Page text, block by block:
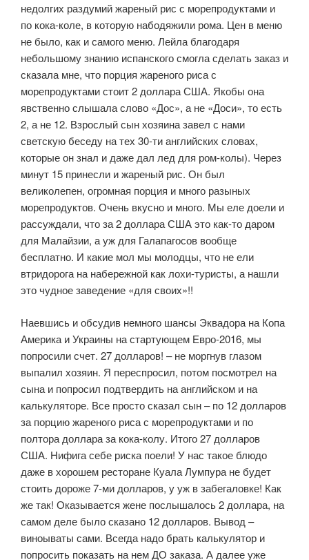
недолгих раздумий жареный рис с морепродуктами и
по кока-коле, в которую набодяжили рома. Цен в меню
не было, как и самого меню. Лейла благодаря
небольшому знанию испанского смогла сделать заказ и
сказала мне, что порция жареного риса с
морепродуктами стоит 2 доллара США. Якобы она
явственно слышала слово «Дос», а не «Доси», то есть
2, а не 12. Взрослый сын хозяина завел с нами
светскую беседу на тех 30-ти английских словах,
которые он знал и даже дал лед для ром-колы). Через
минут 15 принесли и жареный рис. Он был
великолепен, огромная порция и много разыных
морепродуктов. Очень вкусно и много. Мы еле доели и
рассуждали, что за 2 доллара США это как-то даром
для Малайзии, а уж для Галапагосов вообще
бесплатно. И какие мол мы молодцы, что не ели
втридорога на набережной как лохи-туристы, а нашли
это чудное заведение «для своих»!!
Наевшись и обсудив немного шансы Эквадора на Копа
Америка и Украины на стартующем Евро-2016, мы
попросили счет. 27 долларов! – не моргнув глазом
выпалил хозяин. Я переспросил, потом посмотрел на
сына и попросил подтвердить на английском и на
калькуляторе. Все просто сказал сын – по 12 долларов
за порцию жареного риса с морепродуктами и по
полтора доллара за кока-колу. Итого 27 долларов
США. Нифига себе риска поели! У нас такое блюдо
даже в хорошем ресторане Куала Лумпура не будет
стоить дороже 7-ми долларов, у уж в забегаловке! Как
же так! Оказывается жене послышалось 2 доллара, на
самом деле было сказано 12 долларов. Вывод –
виноываты сами. Всегда надо брать калькулятор и
попросить показать на нем ДО заказа. А далее уже